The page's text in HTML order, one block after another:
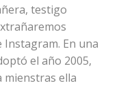
testigo
En una
el año 2005,
mienstras ella